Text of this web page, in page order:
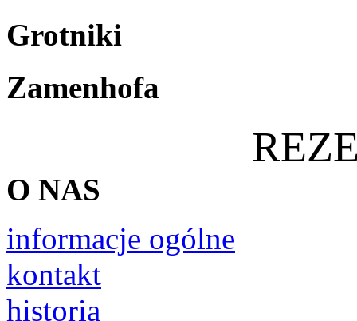
Grotniki
Zamenhofa
O NAS
informacje ogólne
kontakt
historia